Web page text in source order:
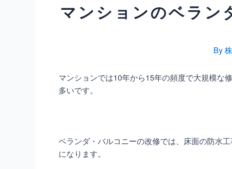
マンションのベラン
By
マンションでは10年から15年の頻度で大規模な
多いです。
ベランダ・バルコニーの改修では、床面の防水
になります。